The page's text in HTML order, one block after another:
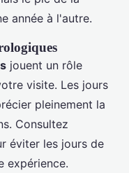
année à l'autre.
jouent un rôle
visite. Les jours
pleinement la
Consultez
éviter les jours de
expérience.